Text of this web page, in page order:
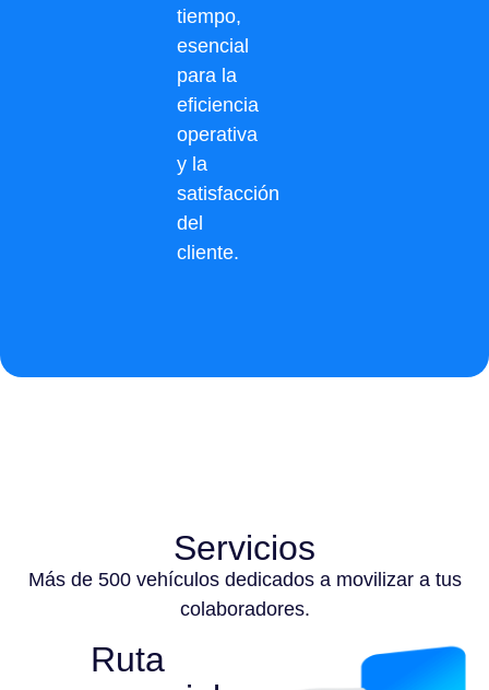
tiempo,
esencial
para la
eficiencia
operativa
y la
satisfacción
del
cliente.
Servicios
Más de 500 vehículos dedicados a movilizar a tus
colaboradores.
Ruta